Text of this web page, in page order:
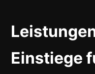
Einstiege